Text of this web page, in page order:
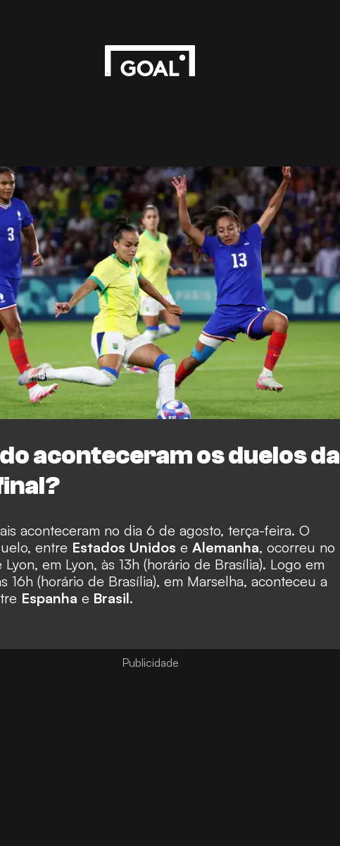
aconteceram os duelos da
aconteceram no dia 6 de agosto, terça-feira. O
entre Estados Unidos e Alemanha, ocorreu no
Lyon, em Lyon, às 13h (horário de Brasília). Logo em
16h (horário de Brasília), em Marselha, aconteceu a
Espanha e Brasil.